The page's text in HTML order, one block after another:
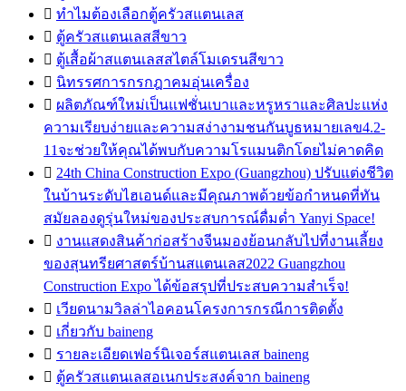
 ทำไมต้องเลือกตู้ครัวสแตนเลส
 ตู้ครัวสแตนเลสสีขาว
 ตู้เสื้อผ้าสแตนเลสสไตล์โมเดรนสีขาว
 นิทรรศการกรกฎาคมอุ่นเครื่อง
 ผลิตภัณฑ์ใหม่เป็นแฟชั่นเบาและหรูหราและศิลปะแห่ง
ความเรียบง่ายและความสง่างามชนกันบูธหมายเลข4.2-
11จะช่วยให้คุณได้พบกับความโรแมนติกโดยไม่คาดคิด
 24th China Construction Expo (Guangzhou) ปรับแต่งชีวิต
ในบ้านระดับไฮเอนด์และมีคุณภาพด้วยข้อกำหนดที่ทัน
สมัยลองดูรุ่นใหม่ของประสบการณ์ดื่มด่ำ Yanyi Space!
 งานแสดงสินค้าก่อสร้างจีนมองย้อนกลับไปที่งานเลี้ยง
ของสุนทรียศาสตร์บ้านสแตนเลส2022 Guangzhou
Construction Expo ได้ข้อสรุปที่ประสบความสำเร็จ!
 เวียดนามวิลล่าไอคอนโครงการกรณีการติดตั้ง
 เกี่ยวกับ baineng
 รายละเอียดเฟอร์นิเจอร์สแตนเลส baineng
 ตู้ครัวสแตนเลสอเนกประสงค์จาก baineng